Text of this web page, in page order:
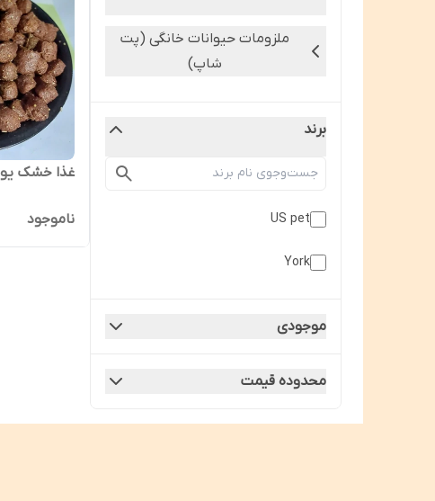
ملزومات حیوانات خانگی (پت
شاپ)
برند
US pet
York
موجودی
محدوده قیمت
غذا خشک
ناموجود